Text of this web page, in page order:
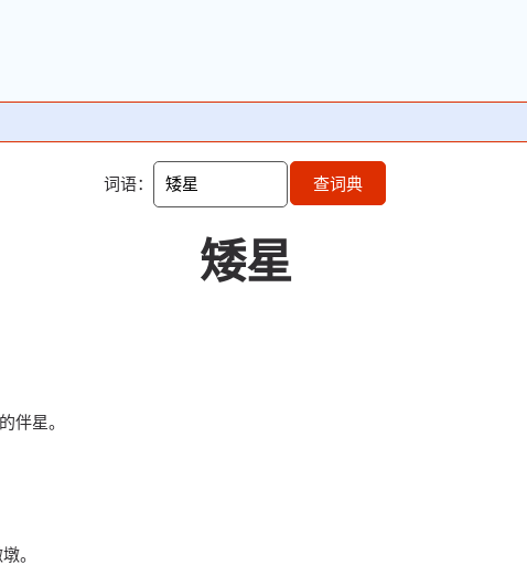
词语： 查词典
矮星
伴星。
。